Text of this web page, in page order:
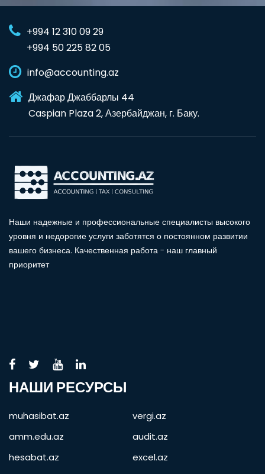
+994 12 310 09 29
+994 50 225 82 05
info@accounting.az
Джафар Джаббарлы 44
Caspian Plaza 2, Азербайджан, г. Баку.
Наши надежные и профессиональные специалисты высокого
уровня и недорогие услуги заботятся о постоянном развитии
вашего бизнеса. Качественная работа - наш главный
приоритет
НАШИ РЕСУРСЫ
muhasibat.az
vergi.az
amm.edu.az
audit.az
hesabat.az
excel.az